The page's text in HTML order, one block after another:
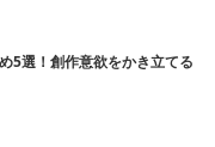
5選！創作意欲をかき立てる